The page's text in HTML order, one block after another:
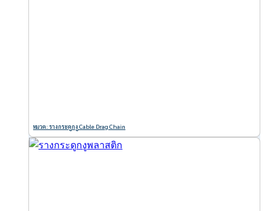
หมวด: รางกระดูกงู Cable Drag Chain